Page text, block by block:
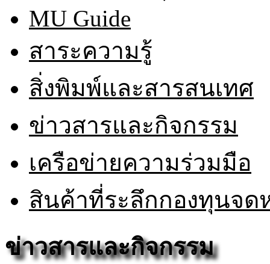
MU Guide
สาระความรู้
สิ่งพิมพ์และสารสนเทศ
ข่าวสารและกิจกรรม
เครือข่ายความร่วมมือ
สินค้าที่ระลึกกองทุนจ
ข่าวสารและกิจกรรม